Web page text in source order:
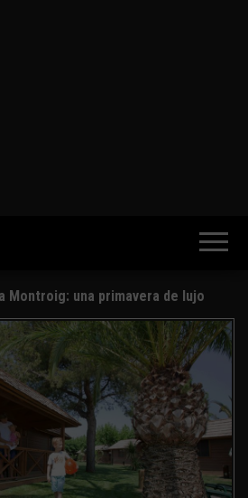
Montroig: una primavera de lujo